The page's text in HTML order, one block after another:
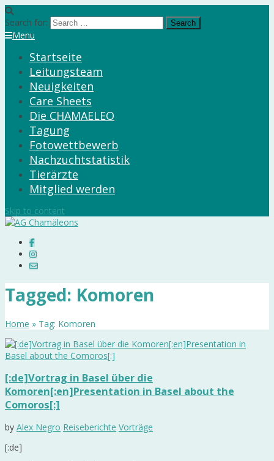
Search for:
Menu
Startseite
Leitungsteam
Neuigkeiten
Care Sheets
Die CHAMAELEO
Tagung
Fotowettbewerb
Nachzuchtstatistik
Tierärzte
Mitglied werden
Skip to content
Tagged: Komoren
Home » Tag: Komoren
[:de]Vortrag in Basel über die
Komoren[:en]Presentation in Basel about the
Comoros[:]
by Alex Negro Reiseberichte Vorträge
[:de]